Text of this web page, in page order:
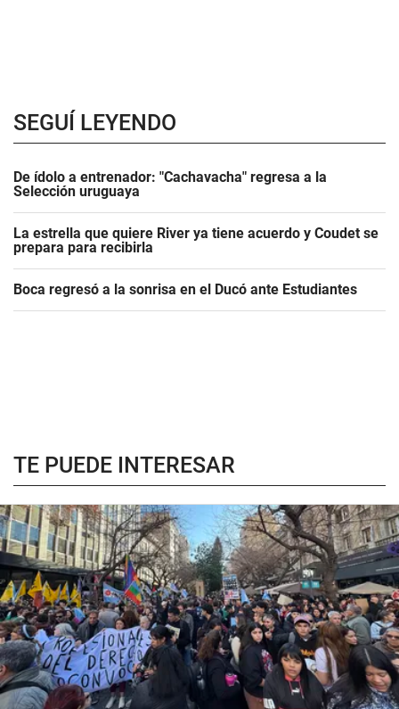
SEGUÍ LEYENDO
De ídolo a entrenador: "Cachavacha" regresa a la
Selección uruguaya
La estrella que quiere River ya tiene acuerdo y Coudet se
prepara para recibirla
Boca regresó a la sonrisa en el Ducó ante Estudiantes
TE PUEDE INTERESAR